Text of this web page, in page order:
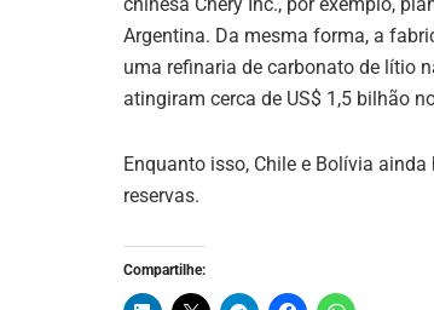
Argentina. Da mesma forma, a
uma refinaria de carbonato de lítio
atingiram cerca de US$ 1,5 bilhão
Enquanto isso, Chile e Bolívia
reservas.
Compartilhe: